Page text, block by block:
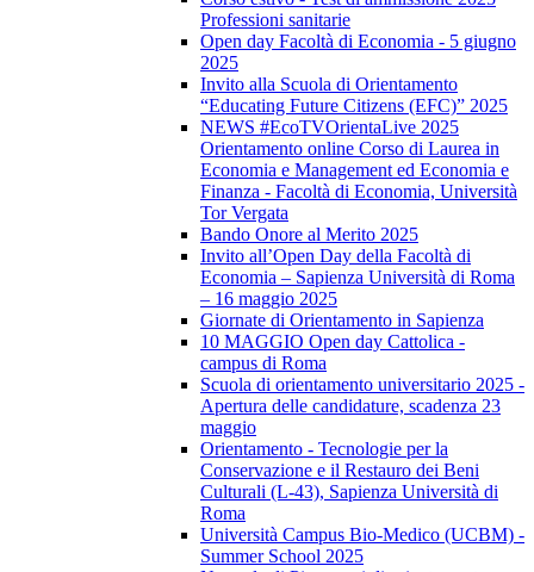
Professioni sanitarie
Open day Facoltà di Economia - 5 giugno
2025
Invito alla Scuola di Orientamento
“Educating Future Citizens (EFC)” 2025
NEWS #EcoTVOrientaLive 2025
Orientamento online Corso di Laurea in
Economia e Management ed Economia e
Finanza - Facoltà di Economia, Università
Tor Vergata
Bando Onore al Merito 2025
Invito all’Open Day della Facoltà di
Economia – Sapienza Università di Roma
– 16 maggio 2025
Giornate di Orientamento in Sapienza
10 MAGGIO Open day Cattolica -
campus di Roma
Scuola di orientamento universitario 2025 -
Apertura delle candidature, scadenza 23
maggio
Orientamento - Tecnologie per la
Conservazione e il Restauro dei Beni
Culturali (L-43), Sapienza Università di
Roma
Università Campus Bio-Medico (UCBM) -
Summer School 2025